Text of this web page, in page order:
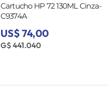
Cartucho HP 72 130ML Cinza-
C9374A
US$ 74,00
G$ 441.040